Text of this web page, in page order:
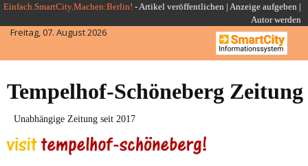
Skip
to
content
Einfach.SmartCity.Machen:Berlin! -Artikel veröffentlichen | Anzeige aufgeben |
Autor werden
Freitag, 07. August 2026
Tempelhof-Schöneberg Zeitung
Unabhängige Zeitung seit 2017